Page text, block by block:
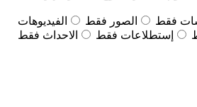
فقط الصور فقط
الفيديوهات
إستطلاعات فقط الاحداث فقط